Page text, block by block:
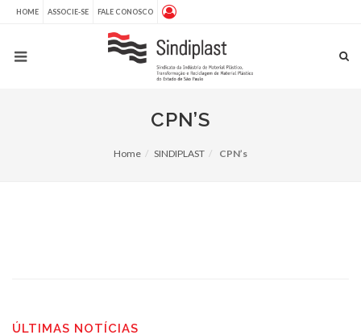
HOME ASSOCIE-SE FALE CONOSCO
CPN’S
Home SINDIPLAST CPN’s
ÚLTIMAS NOTÍCIAS